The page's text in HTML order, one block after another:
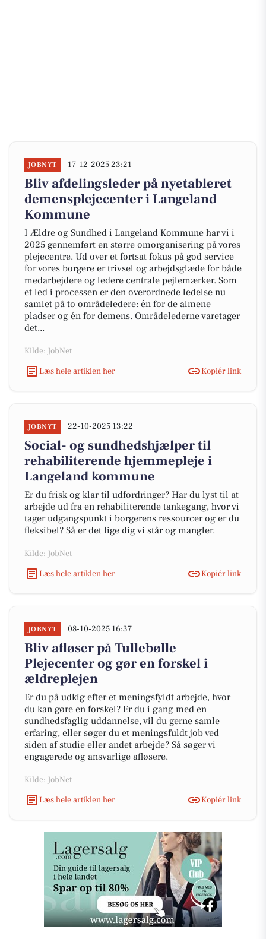
JOBNYT 17-12-2025 23:21
Bliv afdelingsleder på nyetableret
demensplejecenter i Langeland
Kommune
I Ældre og Sundhed i Langeland Kommune har vi i
2025 gennemført en større omorganisering på vores
plejecentre. Ud over et fortsat fokus på god service
for vores borgere er trivsel og arbejdsglæde for både
medarbejdere og ledere centrale pejlemærker. Som
et led i processen er den overordnede ledelse nu
samlet på to områdeledere: én for de almene
pladser og én for demens. Områdelederne varetager
det...
Kilde: JobNet
Læs hele artiklen her
Kopiér link
JOBNYT 22-10-2025 13:22
Social- og sundhedshjælper til
rehabiliterende hjemmepleje i
Langeland kommune
Er du frisk og klar til udfordringer? Har du lyst til at
arbejde ud fra en rehabiliterende tankegang, hvor vi
tager udgangspunkt i borgerens ressourcer og er du
fleksibel? Så er det lige dig vi står og mangler.
Kilde: JobNet
Læs hele artiklen her
Kopiér link
JOBNYT 08-10-2025 16:37
Bliv afløser på Tullebølle
Plejecenter og gør en forskel i
ældreplejen
Er du på udkig efter et meningsfyldt arbejde, hvor
du kan gøre en forskel? Er du i gang med en
sundhedsfaglig uddannelse, vil du gerne samle
erfaring, eller søger du et meningsfuldt job ved
siden af studie eller andet arbejde? Så søger vi
engagerede og ansvarlige afløsere.
Kilde: JobNet
Læs hele artiklen her
Kopiér link